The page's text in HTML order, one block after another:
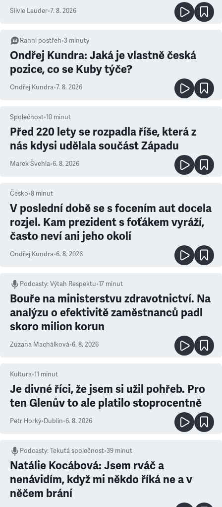
Silvie Lauder•7. 8. 2026
Ranní postřeh•3 minuty
Ondřej Kundra: Jaká je vlastně česká
pozice, co se Kuby týče?
Ondřej Kundra•7. 8. 2026
Společnost•10 minut
Před 220 lety se rozpadla říše, která z
nás kdysi udělala součást Západu
Marek Švehla•6. 8. 2026
Česko•8 minut
V poslední době se s focením aut docela
rozjel. Kam prezident s foťákem vyráží,
často neví ani jeho okolí
Ondřej Kundra•6. 8. 2026
Podcasty:Výtah Respektu•17 minut
Bouře na ministerstvu zdravotnictví. Na
analýzu o efektivitě zaměstnanců padl
skoro milion korun
Zuzana Machálková•6. 8. 2026
Kultura•11 minut
Je divné říci, že jsem si užil pohřeb. Pro
ten Glenův to ale platilo stoprocentně
Petr Horký•Dublin•6. 8. 2026
Podcasty:Tekutá společnost•39 minut
Natálie Kocábová: Jsem rváč a
nenávidím, když mi někdo říká ne a v
něčem brání